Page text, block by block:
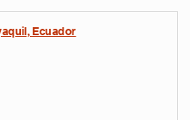
Ecuador